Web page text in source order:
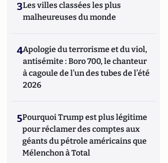
3Les villes classées les plus
malheureuses du monde
4Apologie du terrorisme et du viol,
antisémite : Boro 700, le chanteur
à cagoule de l’un des tubes de l’été
2026
5Pourquoi Trump est plus légitime
pour réclamer des comptes aux
géants du pétrole américains que
Mélenchon à Total